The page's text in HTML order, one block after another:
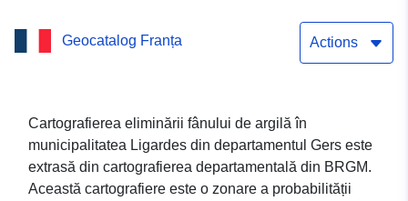
Geocatalog Franța Actions
Cartografierea eliminării fânului de argilă în
municipalitatea Ligardes din departamentul Gers este
extrasă din cartografierea departamentală din BRGM.
Această cartografiere este o zonare a probabilității